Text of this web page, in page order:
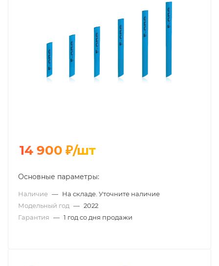
14 900 ₽/шт
Основные параметры:
Наличие — На складе. Уточните наличие
Модельный год — 2022
Гарантия — 1 год со дня продажи